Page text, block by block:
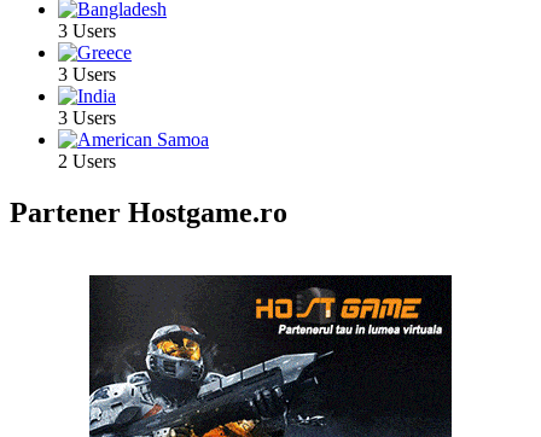
3 Users
3 Users
3 Users
2 Users
Partener Hostgame.ro